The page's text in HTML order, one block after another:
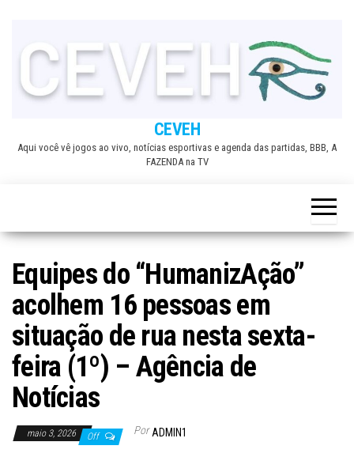
CEVEH
Aqui você vê jogos ao vivo, notícias esportivas e agenda das partidas, BBB, A
FAZENDA na TV
Equipes do “HumanizAção”
acolhem 16 pessoas em
situação de rua nesta sexta-
feira (1º) – Agência de
Notícias
maio 3, 2026 Off Por ADMIN1